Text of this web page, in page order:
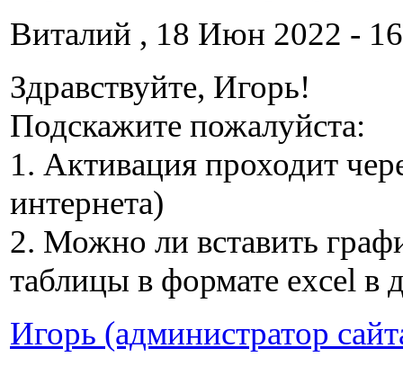
Виталий , 18 Июн 2022 -
Здравствуйте, Игорь!
Подскажите пожалуйста:
1. Активация проходит
интернета)
2. Можно ли вставить
таблицы в формате excel в
Игорь (администратор